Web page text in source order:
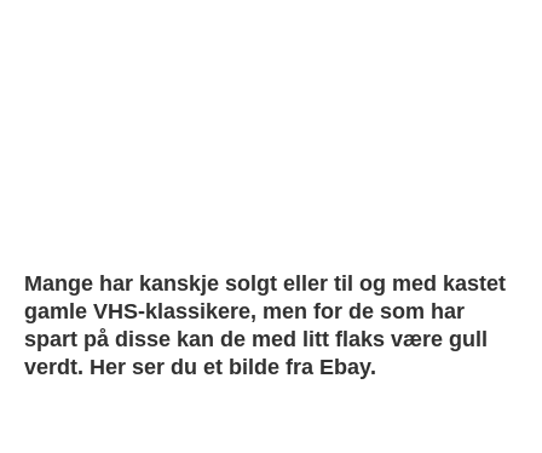
Mange har kanskje solgt eller til og med kastet
gamle VHS-klassikere, men for de som har
spart på disse kan de med litt flaks være gull
verdt. Her ser du et bilde fra Ebay.